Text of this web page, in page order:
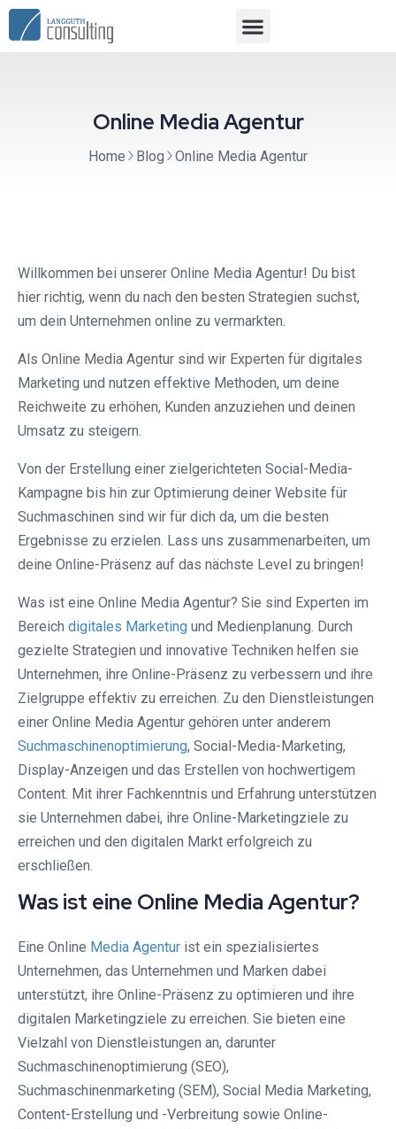
Online Media Agentur
Home Blog Online Media Agentur
Willkommen bei unserer Online Media Agentur! Du bist
hier richtig, wenn du nach den besten Strategien suchst,
um dein Unternehmen online zu vermarkten.
Als Online Media Agentur sind wir Experten für digitales
Marketing und nutzen effektive Methoden, um deine
Reichweite zu erhöhen, Kunden anzuziehen und deinen
Umsatz zu steigern.
Von der Erstellung einer zielgerichteten Social-Media-
Kampagne bis hin zur Optimierung deiner Website für
Suchmaschinen sind wir für dich da, um die besten
Ergebnisse zu erzielen. Lass uns zusammenarbeiten, um
deine Online-Präsenz auf das nächste Level zu bringen!
Was ist eine Online Media Agentur? Sie sind Experten im
Bereich digitales Marketing und Medienplanung. Durch
gezielte Strategien und innovative Techniken helfen sie
Unternehmen, ihre Online-Präsenz zu verbessern und ihre
Zielgruppe effektiv zu erreichen. Zu den Dienstleistungen
einer Online Media Agentur gehören unter anderem
Suchmaschinenoptimierung, Social-Media-Marketing,
Display-Anzeigen und das Erstellen von hochwertigem
Content. Mit ihrer Fachkenntnis und Erfahrung unterstützen
sie Unternehmen dabei, ihre Online-Marketingziele zu
erreichen und den digitalen Markt erfolgreich zu
erschließen.
Was ist eine Online Media Agentur?
Eine Online Media Agentur ist ein spezialisiertes
Unternehmen, das Unternehmen und Marken dabei
unterstützt, ihre Online-Präsenz zu optimieren und ihre
digitalen Marketingziele zu erreichen. Sie bieten eine
Vielzahl von Dienstleistungen an, darunter
Suchmaschinenoptimierung (SEO),
Suchmaschinenmarketing (SEM), Social Media Marketing,
Content-Erstellung und -Verbreitung sowie Online-